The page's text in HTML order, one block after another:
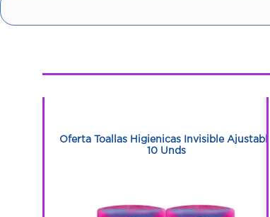
Oferta Toallas Higienicas Invisible Ajustable
10 Unds